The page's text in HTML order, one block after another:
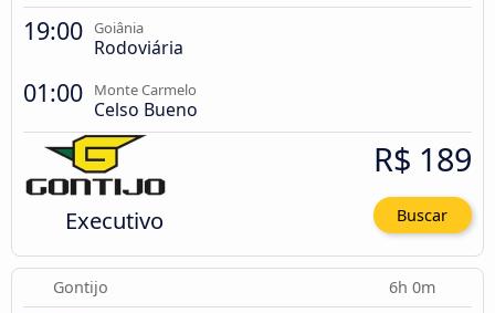
19:00 Goiânia
Rodoviária
01:00 Monte Carmelo
Celso Bueno
Executivo
R$ 189
Buscar
Gontijo 6h 0m